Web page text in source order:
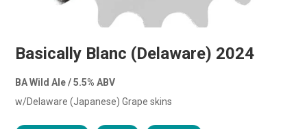
Basically Blanc (Delaware) 2024
BA Wild Ale / 5.5% ABV
w/Delaware (Japanese) Grape skins